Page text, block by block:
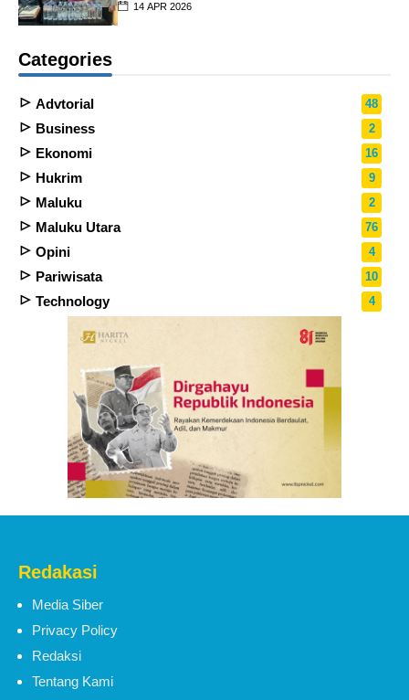
14 APR 2026
Categories
Advtorial 48
Business 2
Ekonomi 16
Hukrim 9
Maluku 2
Maluku Utara 76
Opini 4
Pariwisata 10
Technology 4
Redakasi
Media Siber
Privacy Policy
Redaksi
Tentang Kami